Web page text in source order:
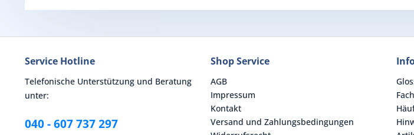
Service Hotline
Telefonische Unterstützung und Beratung
unter:
040 - 607 737 297
Shop Service
AGB
Impressum
Kontakt
Versand und Zahlungsbedingungen